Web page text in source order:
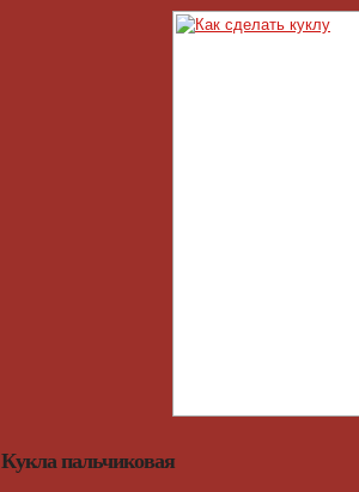
Кукла пальчиковая